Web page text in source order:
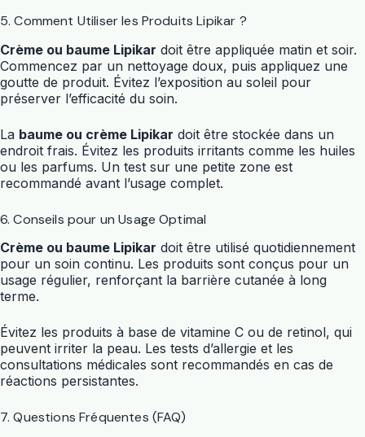
5. Comment Utiliser les Produits Lipikar ?
Crème ou baume Lipikar doit être appliquée matin et soir.
Commencez par un nettoyage doux, puis appliquez une
goutte de produit. Évitez l’exposition au soleil pour
préserver l’efficacité du soin.
La baume ou crème Lipikar doit être stockée dans un
endroit frais. Évitez les produits irritants comme les huiles
ou les parfums. Un test sur une petite zone est
recommandé avant l’usage complet.
6. Conseils pour un Usage Optimal
Crème ou baume Lipikar doit être utilisé quotidiennement
pour un soin continu. Les produits sont conçus pour un
usage régulier, renforçant la barrière cutanée à long
terme.
Évitez les produits à base de vitamine C ou de retinol, qui
peuvent irriter la peau. Les tests d’allergie et les
consultations médicales sont recommandés en cas de
réactions persistantes.
7. Questions Fréquentes (FAQ)